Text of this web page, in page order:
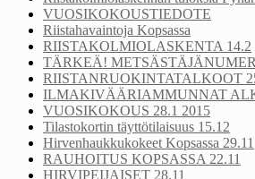
VUOSIKOKOUSTIEDOTE
Riistahavaintoja Kopsassa
RIISTAKOLMIOLASKENTA 14.2
TÄRKEÄ!
RIISTANRUOKINTATALKOOT
ILMAKIVÄÄRIAMMUNNAT
VUOSIKOKOUS 28.1 2015
Tilastokortin täyttötilaisuus 15.12
Hirvenhaukkukokeet Kopsassa 29.11
RAUHOITUS KOPSASSA 22.11
HIRVIPEIJAISET 28.11